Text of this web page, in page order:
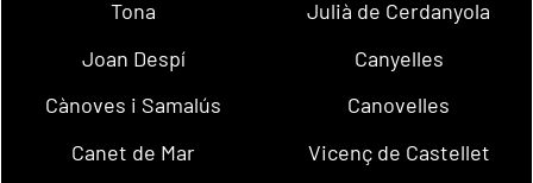
Tona
Julià de Cerdanyola
Joan Despí
Canyelles
Cànoves i Samalús
Canovelles
Canet de Mar
Vicenç de Castellet